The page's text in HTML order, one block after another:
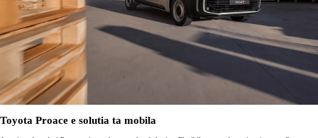
Toyota Proace e solutia ta mobila